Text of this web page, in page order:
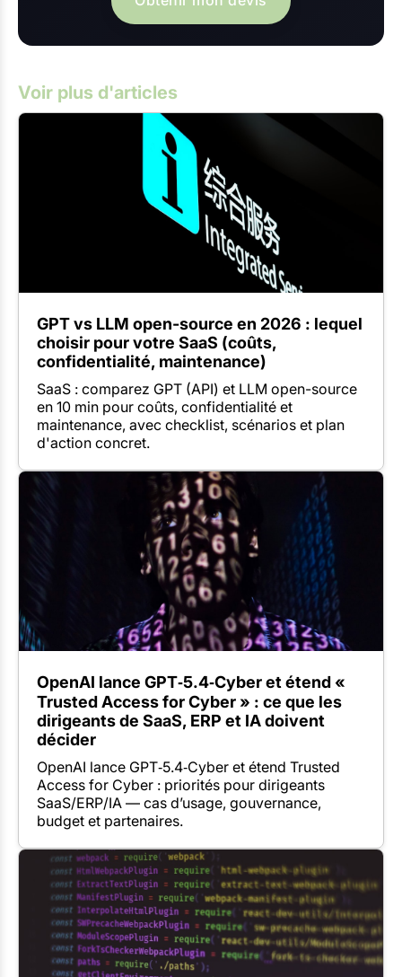
Voir plus d'articles
GPT vs LLM open-source en 2026 : lequel
choisir pour votre SaaS (coûts,
confidentialité, maintenance)
SaaS : comparez GPT (API) et LLM open-source
en 10 min pour coûts, confidentialité et
maintenance, avec checklist, scénarios et plan
d'action concret.
OpenAI lance GPT‑5.4‑Cyber et étend «
Trusted Access for Cyber » : ce que les
dirigeants de SaaS, ERP et IA doivent
décider
OpenAI lance GPT‑5.4‑Cyber et étend Trusted
Access for Cyber : priorités pour dirigeants
SaaS/ERP/IA — cas d’usage, gouvernance,
budget et partenaires.